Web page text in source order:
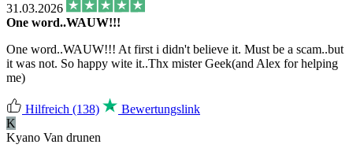
31.03.2026
One word..WAUW!!!
One word..WAUW!!! At first i didn't believe it. Must be a scam..but
it was not. So happy wite it..Thx mister Geek(and Alex for helping
me)
Hilfreich (138)
Bewertungslink
K
Kyano Van drunen